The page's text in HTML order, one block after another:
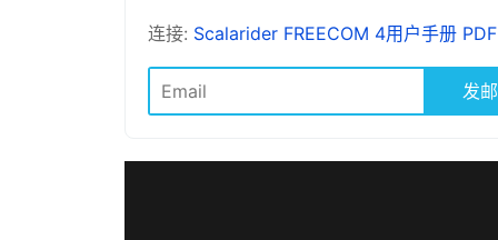
连接: Scalarider FREECOM 4用户手册 PDF
发